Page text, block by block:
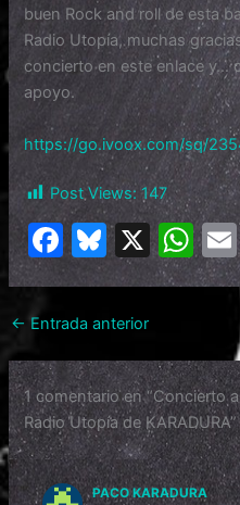
buen Rock and roll de esta
Radio Utopía, muchas
concierto en este enlace y…
apoyo.
https://go.ivoox.com/sq/
Post Views: 147
F
a
c
e
b
o
o
k
Bl
u
e
s
k
y
X W
h
A
p
p
← Entrada anterior
1 comentario en “Concierto
Radio Utopía de KARADURA”
PACO KARADURA